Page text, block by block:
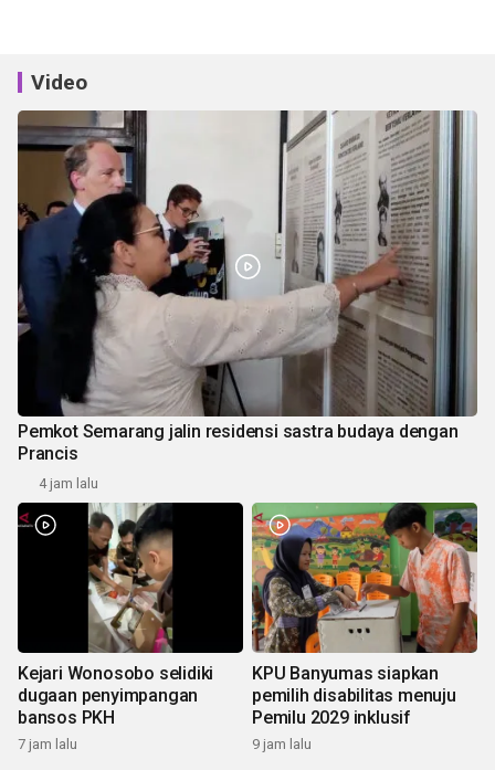
Video
Pemkot Semarang jalin residensi sastra budaya dengan
Prancis
4 jam lalu
Kejari Wonosobo selidiki
dugaan penyimpangan
bansos PKH
7 jam lalu
KPU Banyumas siapkan
pemilih disabilitas menuju
Pemilu 2029 inklusif
9 jam lalu